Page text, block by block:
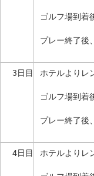
ゴルフ場到着
プレー終了後
3日目 ホテルよりレ
ゴルフ場到着
プレー終了後
4日目 ホテルよりレ